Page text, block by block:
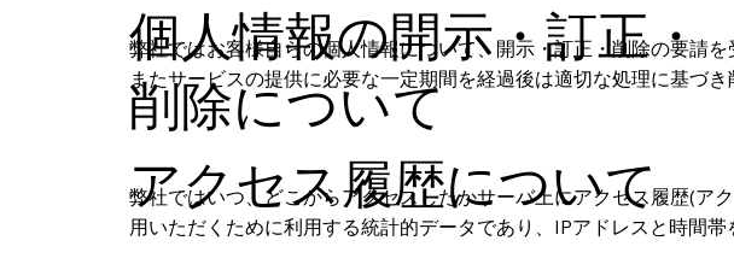
個人情報の開示・訂正・
削除について
弊社ではお客様自らの個人情報について、開示・訂正・削除の要請
またサービスの提供に必要な一定期間を経過後は適切な処理に基づき
アクセス履歴について
弊社ではいつ、どこからアクセスしたかサーバ上にアクセス履歴(ア
用いただくために利用する統計的データであり、IPアドレスと時間